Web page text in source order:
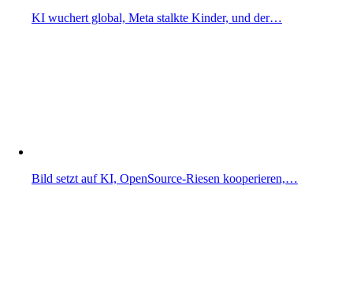
KI wuchert global, Meta stalkte Kinder, und der…
Bild setzt auf KI, OpenSource-Riesen kooperieren,…